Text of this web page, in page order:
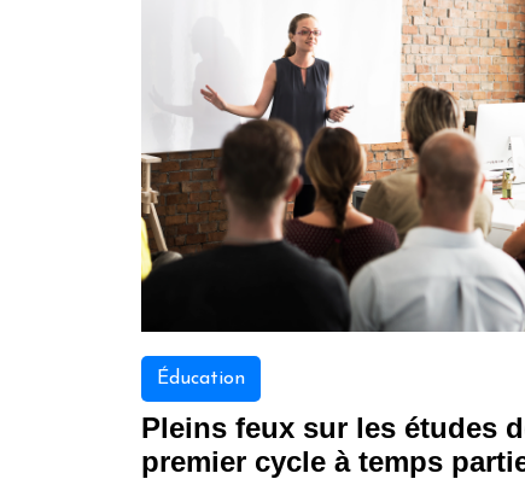
Éducation
Pleins feux sur les études
premier cycle à temps